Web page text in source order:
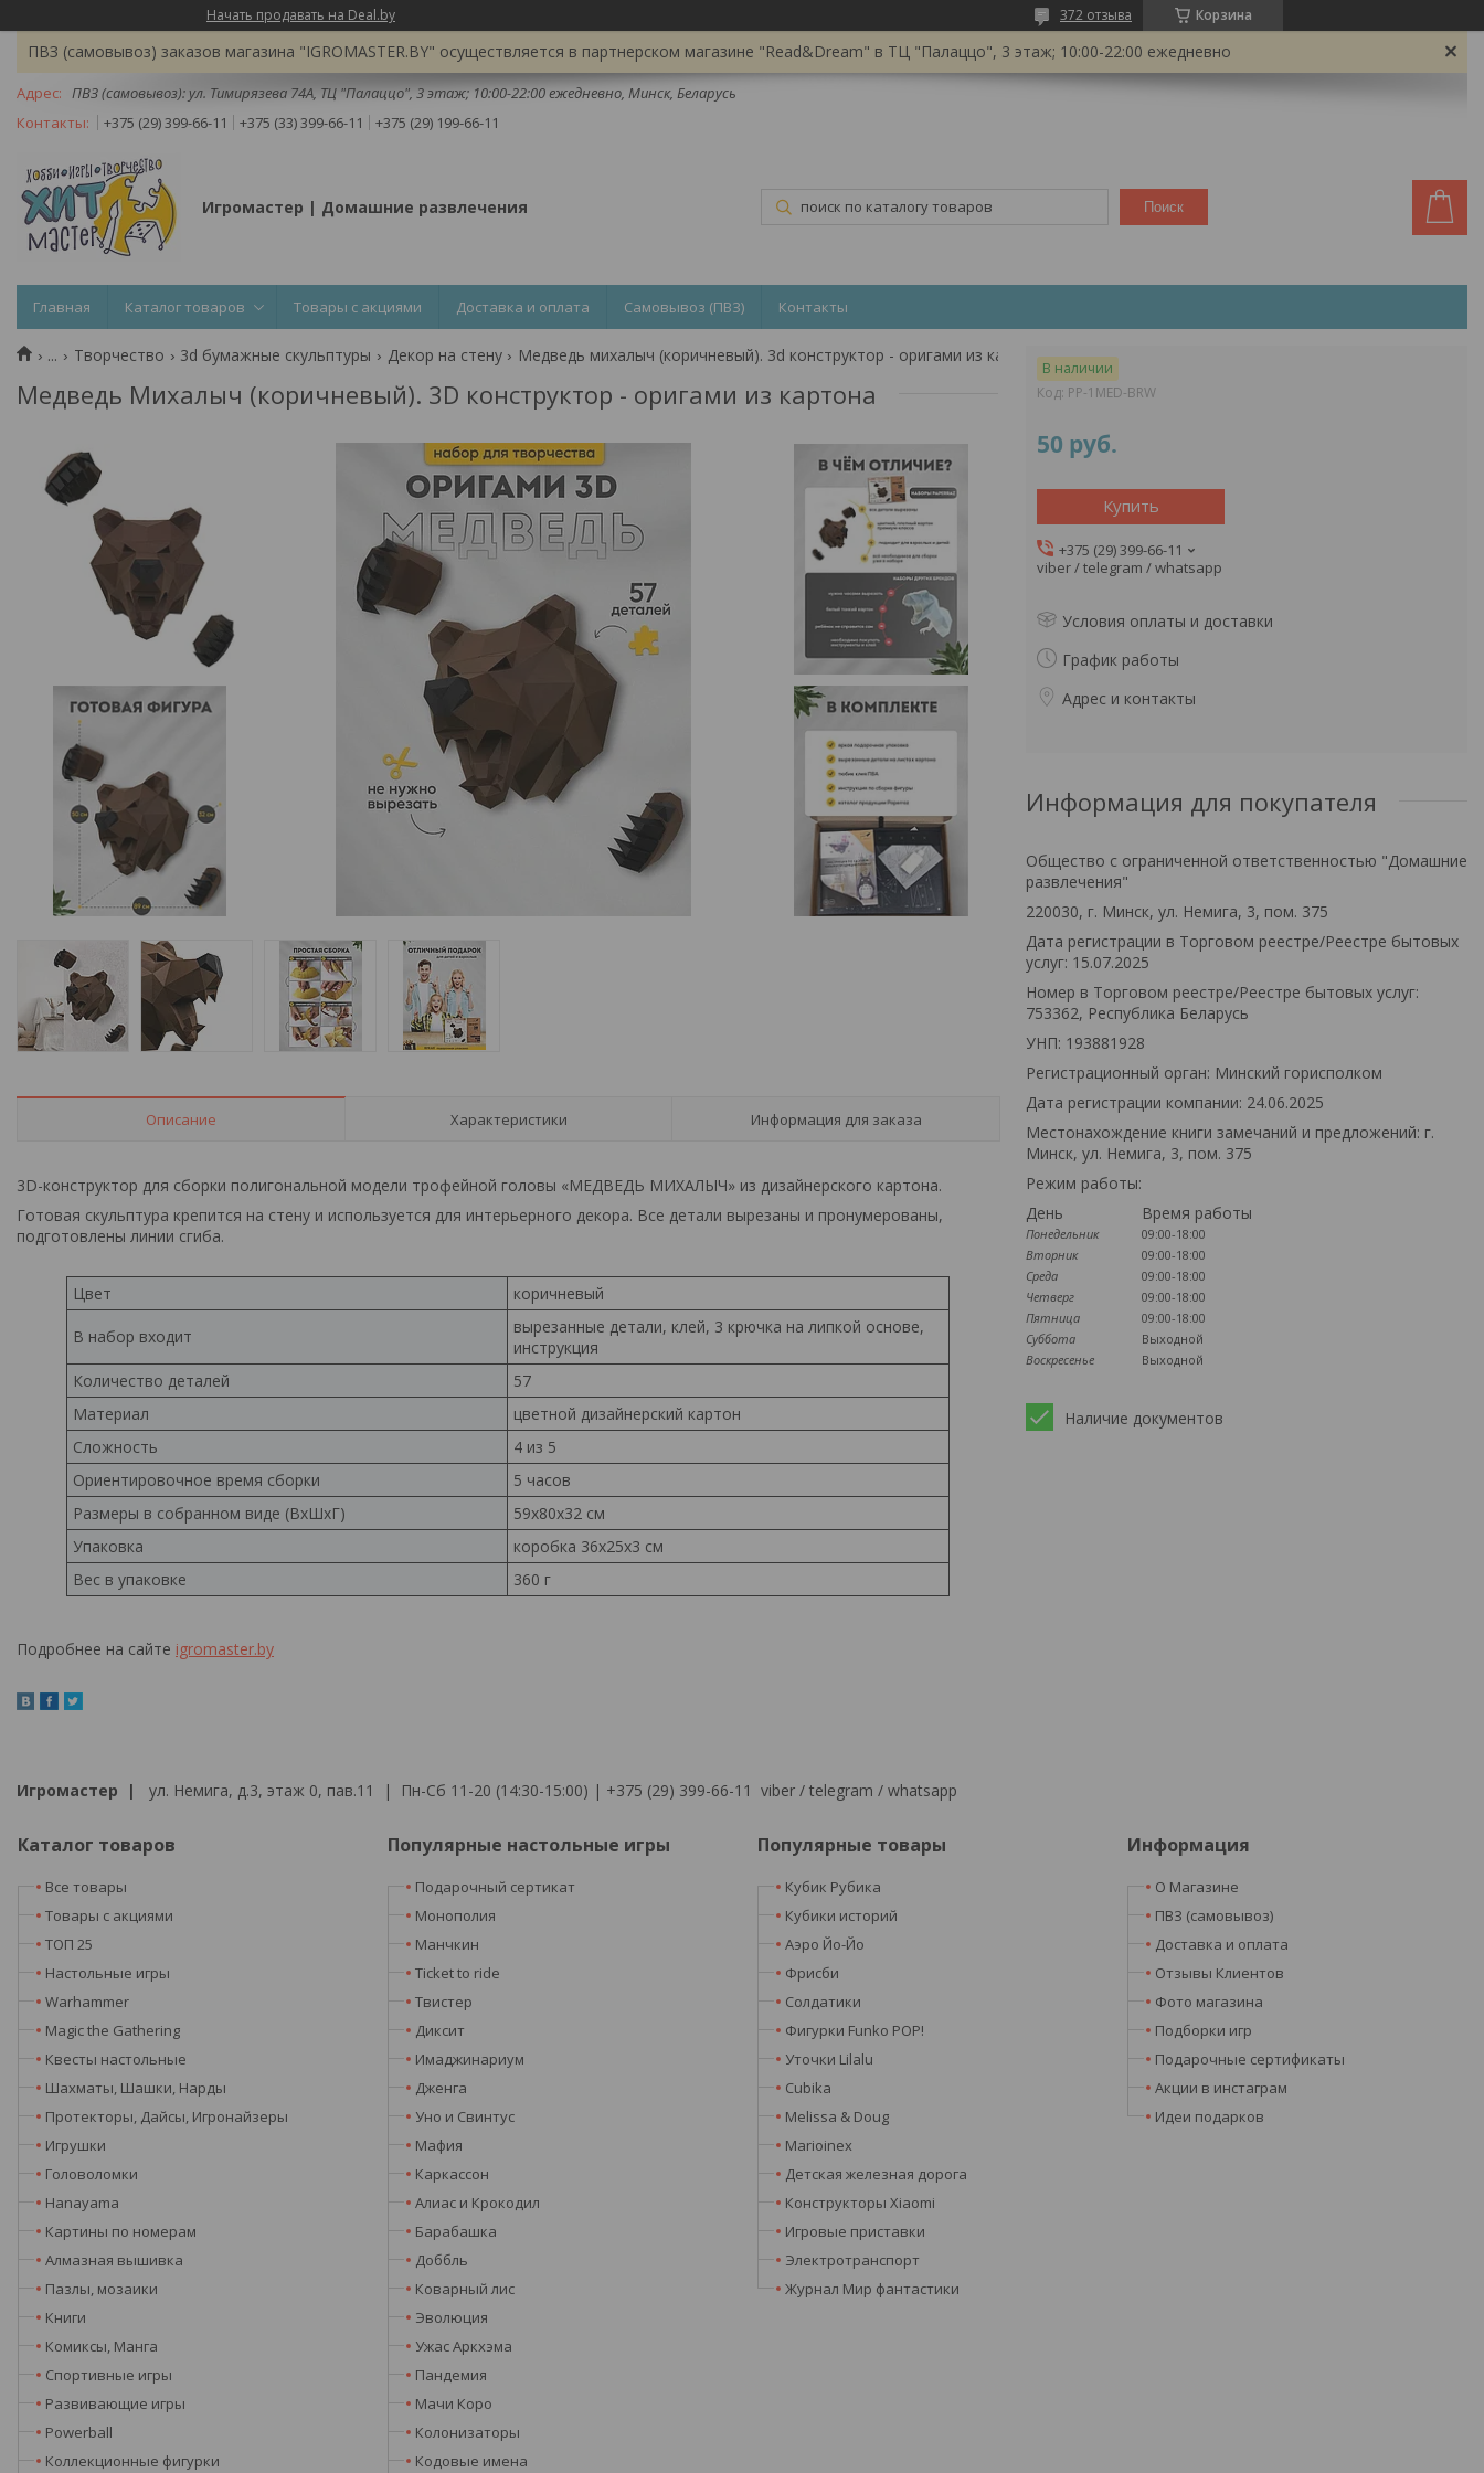
Начать продавать на Deal.by Корзина
372 отзыва
ПВЗ (самовывоз) заказов магазина "IGROMASTER.BY" осуществляется в партнерском магазине "Read&Dream" в ТЦ "Палаццо", 3 этаж; 10:00-22:00 ежедневно
ПВЗ (самовывоз): ул. Тимирязева 74A, ТЦ "Палаццо", 3 этаж; 10:00-22:00 ежедневно, Минск, Беларусь
+375 (29) 399-66-11
+375 (33) 399-66-11 +375 (29) 199-66-11
Игромастер | Домашние развлечения Поиск
Главная Каталог товаров Товары с акциями Доставка и оплата Самовывоз (ПВЗ) Контакты
... Творчество 3d бумажные скульптуры Декор на стену
Медведь Михалыч (коричневый). 3D конструктор - оригами из картона
Описание Характеристики Информация для заказа
3D-конструктор для сборки полигональной модели трофейной головы «МЕДВЕДЬ МИХАЛЫЧ» из дизайнерского картона.
Готовая скульптура крепится на стену и используется для интерьерного декора. Все детали вырезаны и пронумерованы,
подготовлены линии сгиба.
Цвет коричневый
В набор входит
вырезанные детали, клей, 3 крючка на липкой основе,
инструкция
Количество деталей
57
Материал
цветной дизайнерский картон
Сложность
4 из 5
Ориентировочное время сборки
5 часов
Размеры в собранном виде (ВхШхГ)
59х80х32 см
Упаковка
коробка 36х25х3 см
Вес в упаковке
360 г
Подробнее на сайте igromaster.by
В наличии
Код: PP-1MED-BRW
50 руб.
Купить
+375 (29) 399-66-11
viber / telegram / whatsapp
Условия оплаты и доставки
График работы
Адрес и контакты
Информация для покупателя
Общество с ограниченной ответственностью "Домашние
развлечения"
220030, г. Минск, ул. Немига, 3, пом. 375
Дата регистрации в Торговом реестре/Реестре бытовых
услуг: 15.07.2025
Номер в Торговом реестре/Реестре бытовых услуг:
753362, Республика Беларусь
УНП: 193881928
Регистрационный орган: Минский горисполком
Дата регистрации компании: 24.06.2025
Местонахождение книги замечаний и предложений: г.
Минск, ул. Немига, 3, пом. 375
Режим работы:
День
Время работы
Понедельник
09:00-18:00
Вторник
09:00-18:00
Среда
09:00-18:00
Четверг
09:00-18:00
Пятница
09:00-18:00
Суббота
Выходной
Воскресенье
Выходной
Наличие документов
Игромастер | ул. Немига, д.3, этаж 0, пав.11 | Пн-Сб 11-20 (14:30-15:00) | +375 (29) 399-66-11 viber / telegram / whatsapp
Каталог товаров
Все товары
Товары с акциями
ТОП 25
Настольные игры
Warhammer
Magic the Gathering
Квесты настольные
Шахматы, Шашки, Нарды
Протекторы, Дайсы, Игронайзеры
Игрушки
Головоломки
Hanayama
Картины по номерам
Алмазная вышивка
Пазлы, мозаики
Книги
Комиксы, Манга
Спортивные игры
Развивающие игры
Powerball
Коллекционные фигурки
Популярные настольные игры
Подарочный сертикат
Монополия
Манчкин
Ticket to ride
Твистер
Диксит
Имаджинариум
Дженга
Уно и Свинтус
Мафия
Каркассон
Алиас и Крокодил
Барабашка
Доббль
Коварный лис
Эволюция
Ужас Аркхэма
Пандемия
Мачи Коро
Колонизаторы
Кодовые имена
Популярные товары
Кубик Рубика
Кубики историй
Аэро Йо-Йо
Фрисби
Солдатики
Фигурки Funko POP!
Уточки Lilalu
Cubika
Melissa & Doug
Marioinex
Детская железная дорога
Конструкторы Xiaomi
Игровые приставки
Электротранспорт
Журнал Мир фантастики
Информация
О Магазине
ПВЗ (самовывоз)
Доставка и оплата
Отзывы Клиентов
Фото магазина
Подборки игр
Подарочные сертификаты
Акции в инстаграм
Идеи подарков